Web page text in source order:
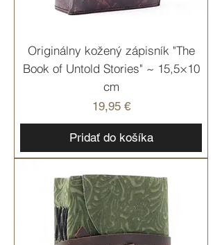
Originálny kožený zápisník "The
Book of Untold Stories" ~ 15,5×10
cm
Cena
19,95 €
Pridať do košíka